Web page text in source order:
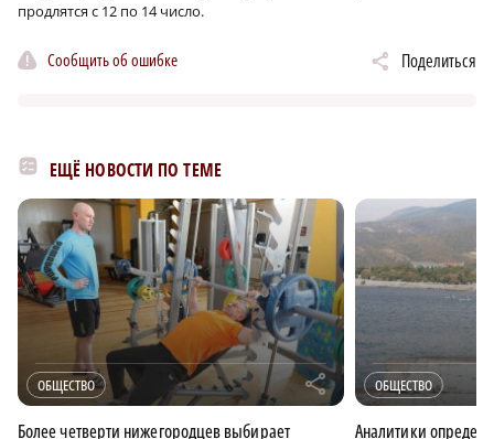
продлятся с 12 по 14 число.
Сообщить об ошибке Поделиться
ЕЩЁ НОВОСТИ ПО ТЕМЕ
ОБЩЕСТВО r
Более четверти нижегородцев выбирает
ОБЩЕСТВО
Аналитики